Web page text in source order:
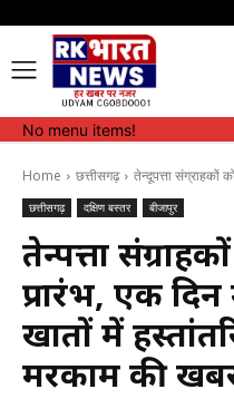
No menu items!
Home छत्तीसगढ़ तेन्दूपत्ता संग्राहकों
छत्तीसगढ़ दक्षिण बस्तर बीजापुर
तेन्दूपत्ता
प्रारंभ, एक
खातों में
मरकाम की